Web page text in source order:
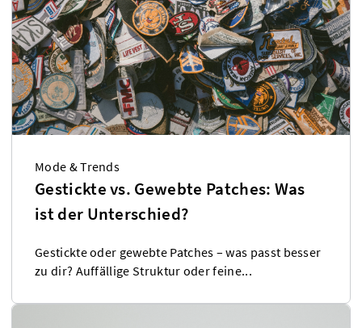
Mode & Trends
Gestickte vs. Gewebte Patches: Was
ist der Unterschied?
Gestickte oder gewebte Patches – was passt besser
zu dir? Auffällige Struktur oder feine...